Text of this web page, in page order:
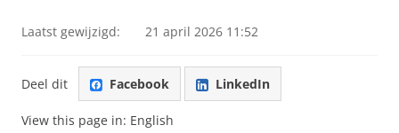
Laatst gewijzigd: 21 april 2026 11:52
Deel dit Facebook LinkedIn
View this page in: English